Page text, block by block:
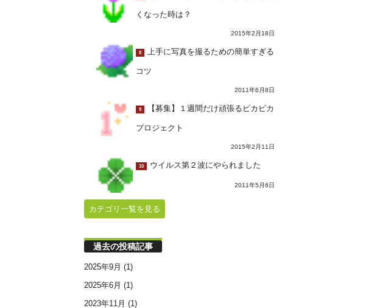
くなった時は？
2015年2月18日
8 上手に写真を撮るための簡単すぎる
コツ
2011年6月8日
9 【募集】１週間だけ頑張るピカピカ
プロジェクト
2015年2月11日
10 ウイルス第２波にやられました
2011年5月6日
カテゴリ一覧を見る
過去の投稿記事
2025年9月 (1)
2025年6月 (1)
2023年11月 (1)